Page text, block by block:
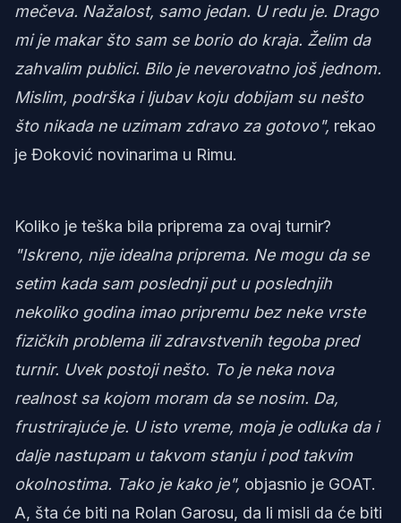
mečeva. Nažalost, samo jedan. U redu je. Drago
mi je makar što sam se borio do kraja. Želim da
zahvalim publici. Bilo je neverovatno još jednom.
Mislim, podrška i ljubav koju dobijam su nešto
što nikada ne uzimam zdravo za gotovo", rekao
je Đoković novinarima u Rimu.
Koliko je teška bila priprema za ovaj turnir?
"Iskreno, nije idealna priprema. Ne mogu da se
setim kada sam poslednji put u poslednjih
nekoliko godina imao pripremu bez neke vrste
fizičkih problema ili zdravstvenih tegoba pred
turnir. Uvek postoji nešto. To je neka nova
realnost sa kojom moram da se nosim. Da,
frustrirajuće je. U isto vreme, moja je odluka da i
dalje nastupam u takvom stanju i pod takvim
okolnostima. Tako je kako je", objasnio je GOAT.
A, šta će biti na Rolan Garosu, da li misli da će biti